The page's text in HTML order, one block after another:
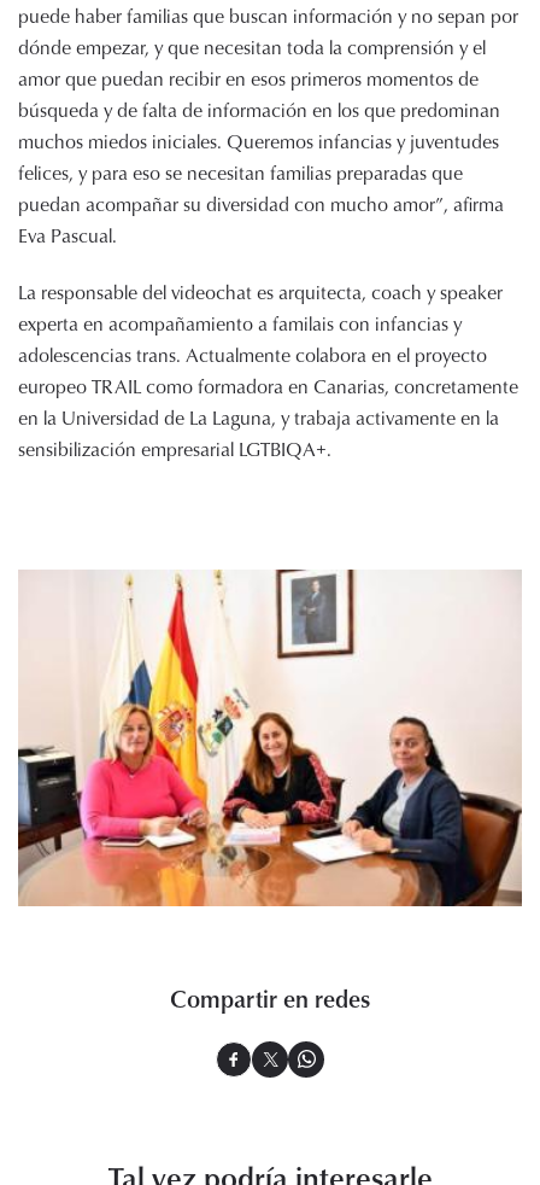
puede haber familias que buscan información y no sepan por
dónde empezar, y que necesitan toda la comprensión y el
amor que puedan recibir en esos primeros momentos de
búsqueda y de falta de información en los que predominan
muchos miedos iniciales. Queremos infancias y juventudes
felices, y para eso se necesitan familias preparadas que
puedan acompañar su diversidad con mucho amor”, afirma
Eva Pascual.
La responsable del videochat es arquitecta, coach y speaker
experta en acompañamiento a familais con infancias y
adolescencias trans. Actualmente colabora en el proyecto
europeo TRAIL como formadora en Canarias, concretamente
en la Universidad de La Laguna, y trabaja activamente en la
sensibilización empresarial LGTBIQA+.
Compartir en redes